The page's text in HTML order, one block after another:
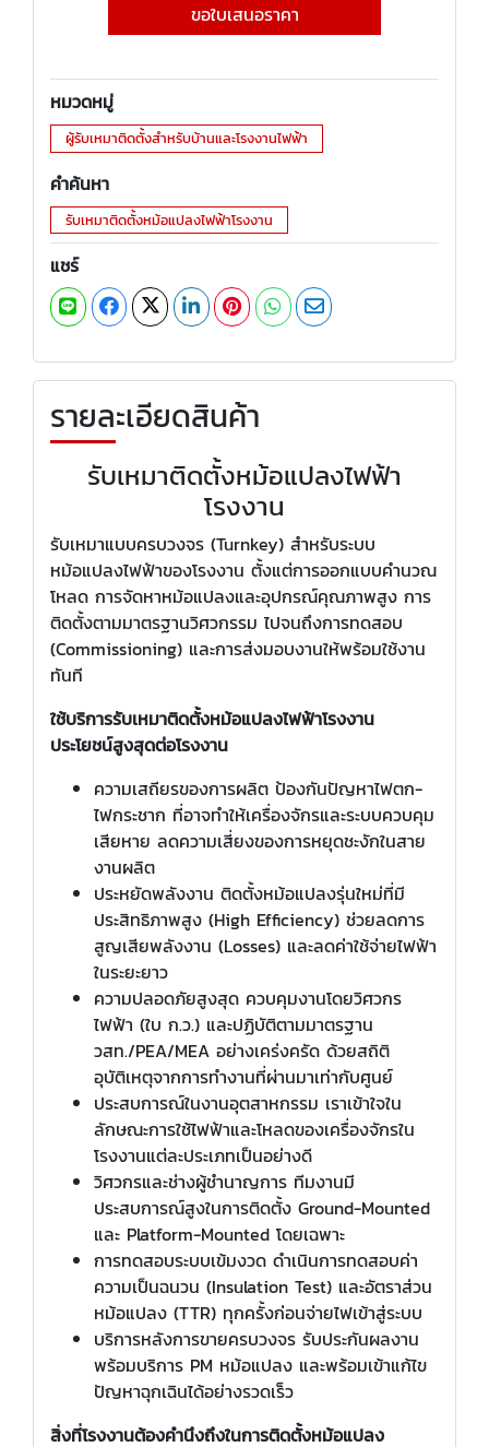
ขอใบเสนอราคา
หมวดหมู่
ผู้รับเหมาติดตั้งสำหรับบ้านและโรงงานไฟฟ้า
คำค้นหา
รับเหมาติดตั้งหม้อแปลงไฟฟ้าโรงงาน
แชร์
รายละเอียดสินค้า
รับเหมาติดตั้งหม้อแปลงไฟฟ้า
โรงงาน
รับเหมาแบบครบวงจร (Turnkey) สำหรับระบบ
หม้อแปลงไฟฟ้าของโรงงาน ตั้งแต่การออกแบบคำนวณ
โหลด การจัดหาหม้อแปลงและอุปกรณ์คุณภาพสูง การ
ติดตั้งตามมาตรฐานวิศวกรรม ไปจนถึงการทดสอบ
(Commissioning) และการส่งมอบงานให้พร้อมใช้งาน
ทันที
ใช้บริการรับเหมาติดตั้งหม้อแปลงไฟฟ้าโรงงาน
ประโยชน์สูงสุดต่อโรงงาน
ความเสถียรของการผลิต ป้องกันปัญหาไฟตก-
ไฟกระชาก ที่อาจทำให้เครื่องจักรและระบบควบคุม
เสียหาย ลดความเสี่ยงของการหยุดชะงักในสาย
งานผลิต
ประหยัดพลังงาน ติดตั้งหม้อแปลงรุ่นใหม่ที่มี
ประสิทธิภาพสูง (High Efficiency) ช่วยลดการ
สูญเสียพลังงาน (Losses) และลดค่าใช้จ่ายไฟฟ้า
ในระยะยาว
ความปลอดภัยสูงสุด ควบคุมงานโดยวิศวกร
ไฟฟ้า (ใบ ก.ว.) และปฏิบัติตามมาตรฐาน
วสท./PEA/MEA อย่างเคร่งครัด ด้วยสถิติ
อุบัติเหตุจากการทำงานที่ผ่านมาเท่ากับศูนย์
ประสบการณ์ในงานอุตสาหกรรม เราเข้าใจใน
ลักษณะการใช้ไฟฟ้าและโหลดของเครื่องจักรใน
โรงงานแต่ละประเภทเป็นอย่างดี
วิศวกรและช่างผู้ชำนาญการ ทีมงานมี
ประสบการณ์สูงในการติดตั้ง Ground-Mounted
และ Platform-Mounted โดยเฉพาะ
การทดสอบระบบเข้มงวด ดำเนินการทดสอบค่า
ความเป็นฉนวน (Insulation Test) และอัตราส่วน
หม้อแปลง (TTR) ทุกครั้งก่อนจ่ายไฟเข้าสู่ระบบ
บริการหลังการขายครบวงจร รับประกันผลงาน
พร้อมบริการ PM หม้อแปลง และพร้อมเข้าแก้ไข
ปัญหาฉุกเฉินได้อย่างรวดเร็ว
สิ่งที่โรงงานต้องคำนึงถึงในการติดตั้งหม้อแปลง